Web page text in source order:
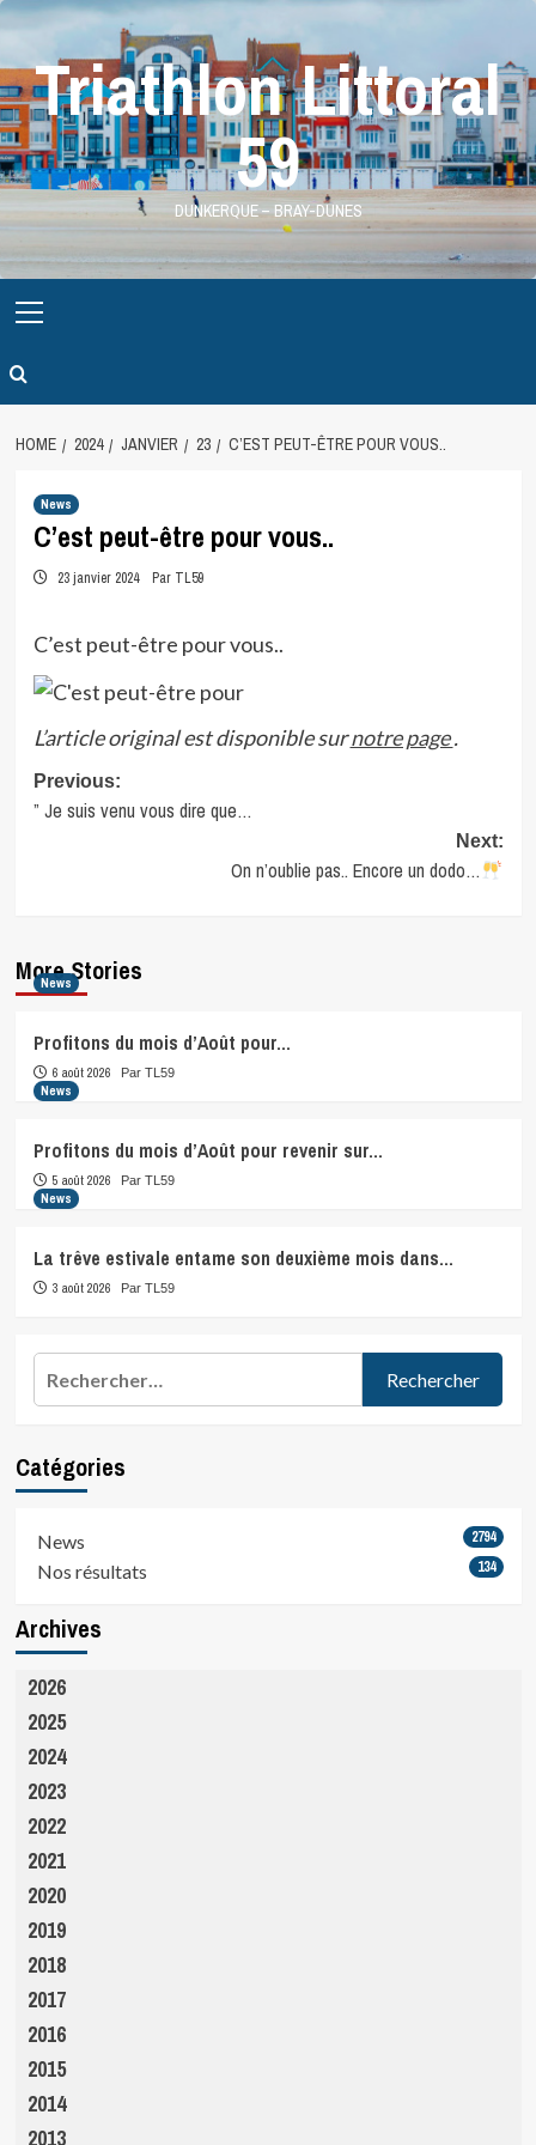
Skip
contentTriathlon Littoral
59
DUNKERQUE – BRAY-DUNES
Menu
HOME 2024 JANVIER 23 C’EST PEUT-ÊTRE POUR VOUS..
News
C’est peut-être pour vous..
23 janvier 2024 Par TL59
C’est peut-être pour vous..
L’article original est disponible surnotre page.
Post
navigation
Previous:
” Je suis venu vous dire que…
Next:
On n’oublie pas.. Encore un dodo…
More Stories
News
Profitons du mois d’Août pour…
6 août 2026 Par TL59
News
Profitons du mois d’Août pour revenir sur…
5 août 2026 Par TL59
News
La trêve estivale entame son deuxième mois dans…
3 août 2026 Par TL59
Catégories
News 2794
Nos résultats 134
Archives
2026
2025
2024
2023
2022
2021
2020
2019
2018
2017
2016
2015
2014
2013